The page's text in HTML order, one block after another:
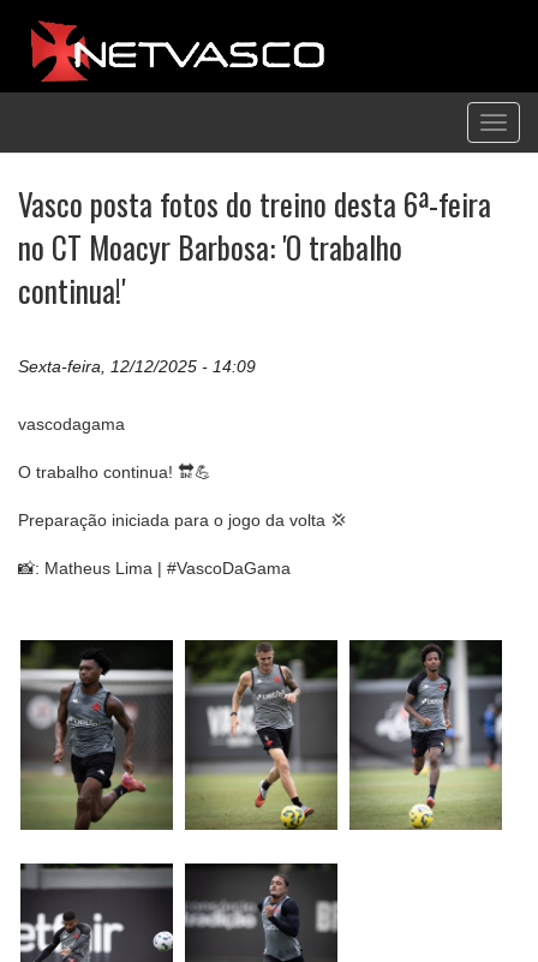
Vasco posta fotos do treino desta 6ª-feira
no CT Moacyr Barbosa: 'O trabalho
continua!'
Sexta-feira, 12/12/2025 - 14:09
vascodagama
O trabalho continua! 🔛💪
Preparação iniciada para o jogo da volta 💢
📸: Matheus Lima | #VascoDaGama